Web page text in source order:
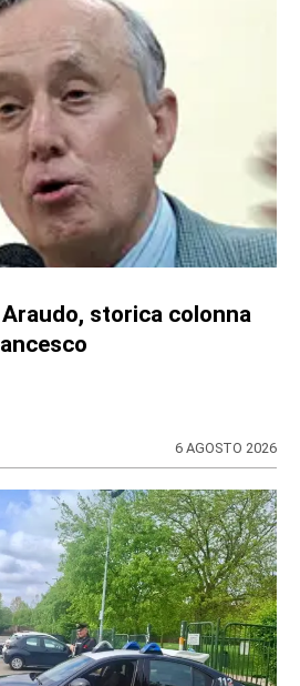
storica colonna
6 AGOSTO 2026